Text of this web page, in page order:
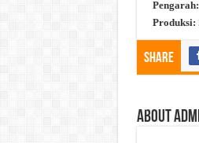
Pengarah:
Produksi:
Share
About